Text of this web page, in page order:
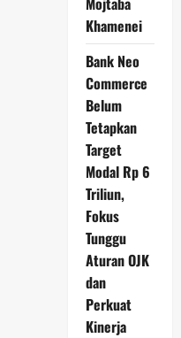
Khamenei
Bank Neo
Commerce
Belum
Tetapkan
Target
Modal Rp 6
Triliun,
Fokus
Tunggu
Aturan OJK
dan
Perkuat
Kinerja